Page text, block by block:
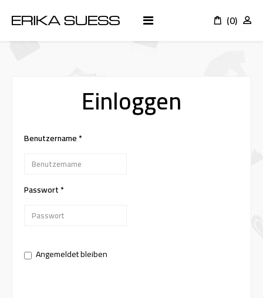
(0)
Einloggen
Benutzername*
Passwort*
Angemeldet bleiben